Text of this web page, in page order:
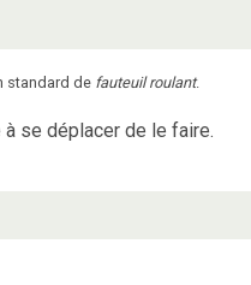
standard de fauteuil roulant.
à se déplacer de le faire.